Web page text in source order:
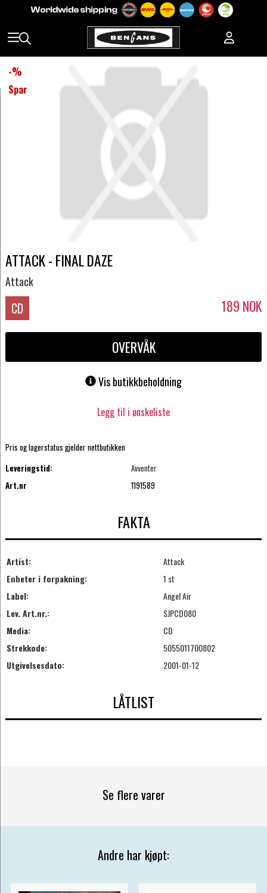
-%
Spar
ATTACK - FINAL DAZE
Attack
CD 189 NOK
OVERVÅK
Vis butikkbeholdning
Legg til i ønskeliste
Pris og lagerstatus gjelder nettbutikken
Leveringstid:
Avventer
Art.nr
1191589
FAKTA
Artist:
Attack
Enheter i forpakning:
1 st
Label:
Angel Air
Lev. Art.nr.:
SJPCD080
Media:
CD
Strekkode:
5055011700802
Utgivelsesdato:
2001-01-12
LÅTLIST
Se flere varer
Andre har kjøpt: